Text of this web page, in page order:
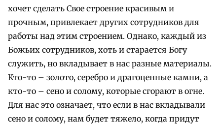
хочет сделать Свое строение красивым и
прочным, привлекает других сотрудников для
работы над этим строением. Однако, каждый из
Божьих сотрудников, хоть и старается Богу
служить, но вкладывает в нас разные материалы.
Кто-то – золото, серебро и драгоценные камни, а
кто-то – сено и солому, которые сгорают в огне.
Для нас это означает, что если в нас вкладывали
сено и солому, нам будет тяжело, когда придут